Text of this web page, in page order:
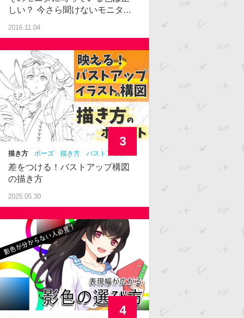
しい？ 今さら聞けないモニタ...
2016.11.04
描き方 ポーズ 描き方
バストアップ
中級者
構図
差をつける！バストアップ構図
の描き方
2025.05.30
3
4